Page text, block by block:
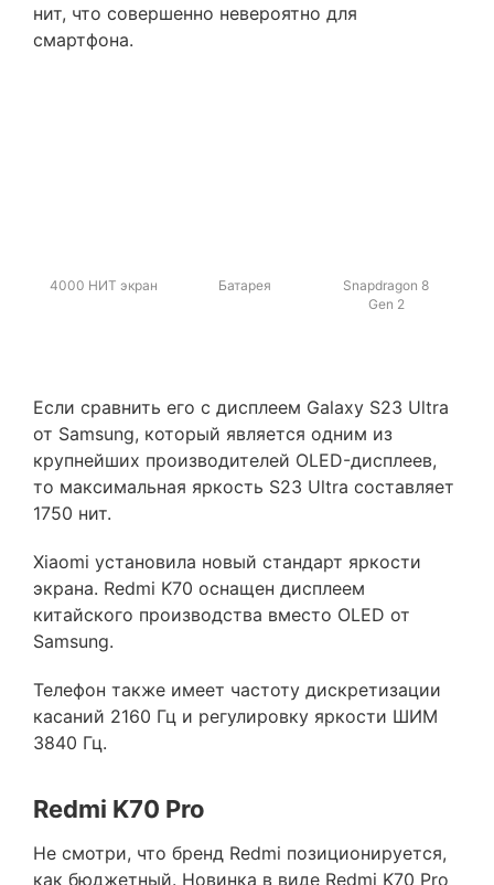
нит, что совершенно невероятно для
смартфона.
4000 НИТ экран Батарея
Snapdragon 8
Gen 2
Если сравнить его с дисплеем Galaxy S23 Ultra
от Samsung, который является одним из
крупнейших производителей OLED-дисплеев,
то максимальная яркость S23 Ultra составляет
1750 нит.
Xiaomi установила новый стандарт яркости
экрана. Redmi K70 оснащен дисплеем
китайского производства вместо OLED от
Samsung.
Телефон также имеет частоту дискретизации
касаний 2160 Гц и регулировку яркости ШИМ
3840 Гц.
Redmi K70 Pro
Не смотри, что бренд Redmi позиционируется,
как бюджетный. Новинка в виде Redmi K70 Pro